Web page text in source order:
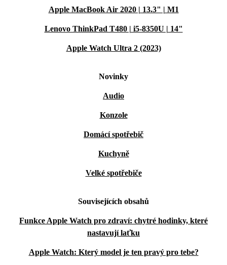
Apple MacBook Air 2020 | 13.3" | M1
Lenovo ThinkPad T480 | i5-8350U | 14"
Apple Watch Ultra 2 (2023)
Novinky
Audio
Konzole
Domácí spotřebič
Kuchyně
Velké spotřebiče
Souvisejících obsahů
Funkce Apple Watch pro zdraví: chytré hodinky, které
nastavují laťku
Apple Watch: Který model je ten pravý pro tebe?